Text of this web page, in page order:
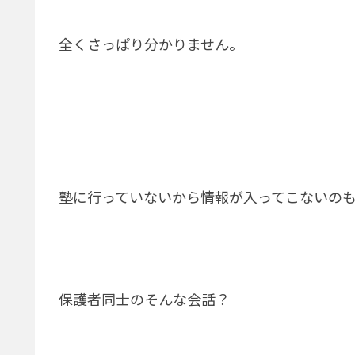
全くさっぱり分かりません。
塾に行っていないから情報が入ってこないの
保護者同士のそんな会話？